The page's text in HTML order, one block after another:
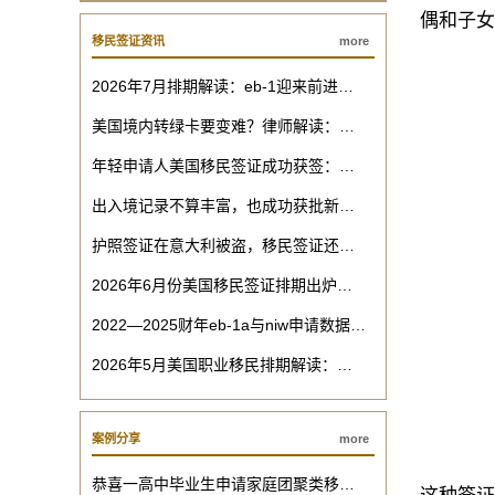
移民签证资讯 more
2026年7月排期解读：eb-1迎来前进…
美国境内转绿卡要变难？律师解读：…
年轻申请人美国移民签证成功获签：…
出入境记录不算丰富，也成功获批新…
护照签证在意大利被盗，移民签证还…
2026年6月份美国移民签证排期出炉…
2022—2025财年eb-1a与niw申请数据…
2026年5月美国职业移民排期解读：…
案例分享 more
恭喜一高中毕业生申请家庭团聚类移…
偶和子